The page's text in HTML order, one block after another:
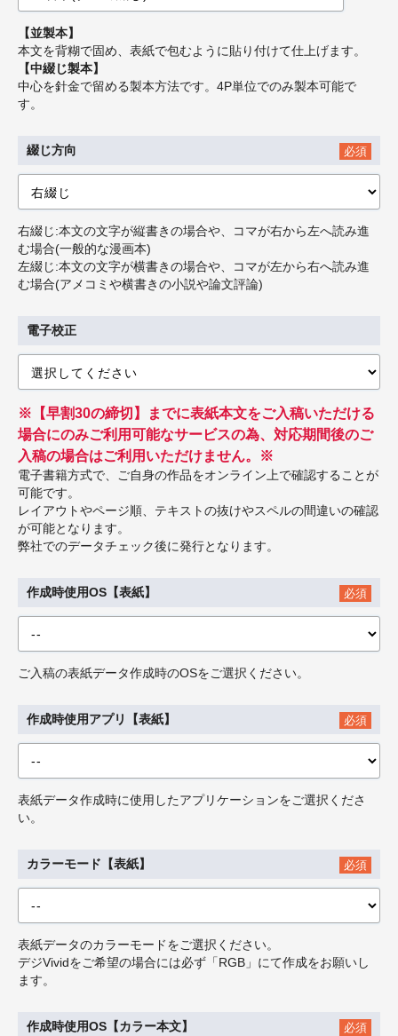
【並製本】
本文を背糊で固め、表紙で包むように貼り付けて仕上げます。
【中綴じ製本】
中心を針金で留める製本方法です。4P単位でのみ製本可能で
す。
綴じ方向 必須
右綴じ:本文の文字が縦書きの場合や、コマが右から左へ読み進
む場合(一般的な漫画本)
左綴じ:本文の文字が横書きの場合や、コマが左から右へ読み進
む場合(アメコミや横書きの小説や論文評論)
電子校正
※【早割30の締切】までに表紙本文をご入稿いただける
場合にのみご利用可能なサービスの為、対応期間後のご
入稿の場合はご利用いただけません。※
電子書籍方式で、ご自身の作品をオンライン上で確認することが
可能です。
レイアウトやページ順、テキストの抜けやスペルの間違いの確認
が可能となります。
弊社でのデータチェック後に発行となります。
作成時使用OS【表紙】 必須
ご入稿の表紙データ作成時のOSをご選択ください。
作成時使用アプリ【表紙】 必須
表紙データ作成時に使用したアプリケーションをご選択くださ
い。
カラーモード【表紙】 必須
表紙データのカラーモードをご選択ください。
デジVividをご希望の場合には必ず「RGB」にて作成をお願いし
ます。
作成時使用OS【カラー本文】 必須